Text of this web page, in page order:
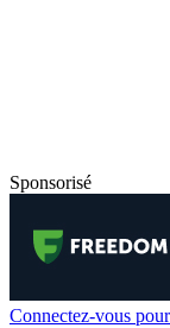
Sponsorisé
Connectez-vous